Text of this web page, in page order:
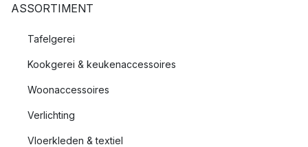
ASSORTIMENT
Tafelgerei
Kookgerei & keukenaccessoires
Woonaccessoires
Verlichting
Vloerkleden & textiel